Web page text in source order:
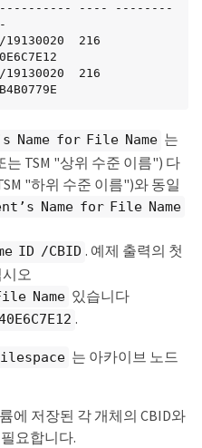
---- --------
216
216
Name for File Name 는
TSM "상위 수준 이름") 다
"하위 수준 이름")와 동일
Name for File Name
ID /CBID . 예제 출력의 첫
오
Name 있습니다
.
는 아카이브 노드
에 저장된 각 개체의 CBID와
요합니다.